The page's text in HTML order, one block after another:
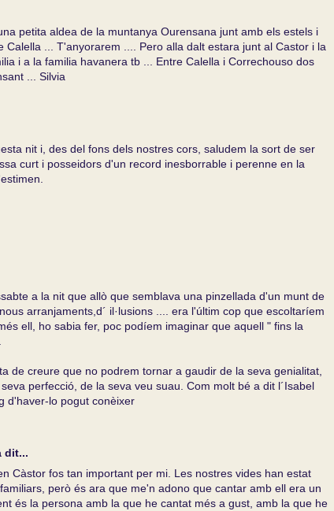
petita aldea de la muntanya Ourensana junt amb els estels i
Calella ... T'anyorarem .... Pero alla dalt estara junt al Castor i la
i a la familia havanera tb ... Entre Calella i Correchouso dos
... Silvia
nit i, des del fons dels nostres cors, saludem la sort de ser
curt i posseidors d'un record inesborrable i perenne en la
a la nit que allò que semblava una pinzellada d'un munt de
arranjaments,d´ il·lusions .... era l'últim cop que escoltaríem
ell, ho sabia fer, poc podíem imaginar que aquell " fins la
de creure que no podrem tornar a gaudir de la seva genialitat,
perfecció, de la seva veu suau. Com molt bé a dit l´Isabel
d'haver-lo pogut conèixer
dit...
Càstor fos tan important per mi. Les nostres vides han estat
però és ara que me'n adono que cantar amb ell era un
és la persona amb la que he cantat més a gust, amb la que he